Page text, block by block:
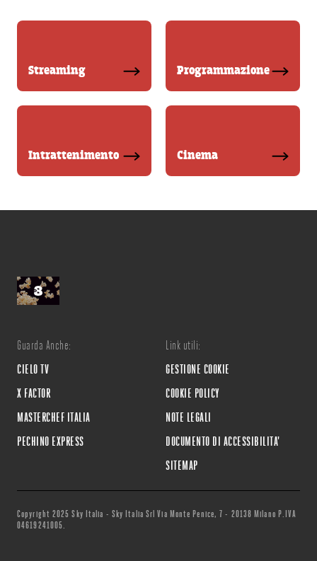
Streaming Programmazione
Intrattenimento Cinema
Guarda Anche:
CIELO TV
X FACTOR
MASTERCHEF ITALIA
PECHINO EXPRESS
Link utili:
GESTIONE COOKIE
COOKIE POLICY
NOTE LEGALI
DOCUMENTO DI ACCESSIBILITA'
SITEMAP
Copyright 2025 Sky Italia - Sky Italia Srl Via Monte Penice, 7 - 20138 Milano P.IVA
04619241005.